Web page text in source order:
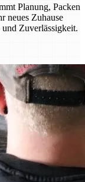
Planung, Packen
neues Zuhause
und Zuverlässigkeit.